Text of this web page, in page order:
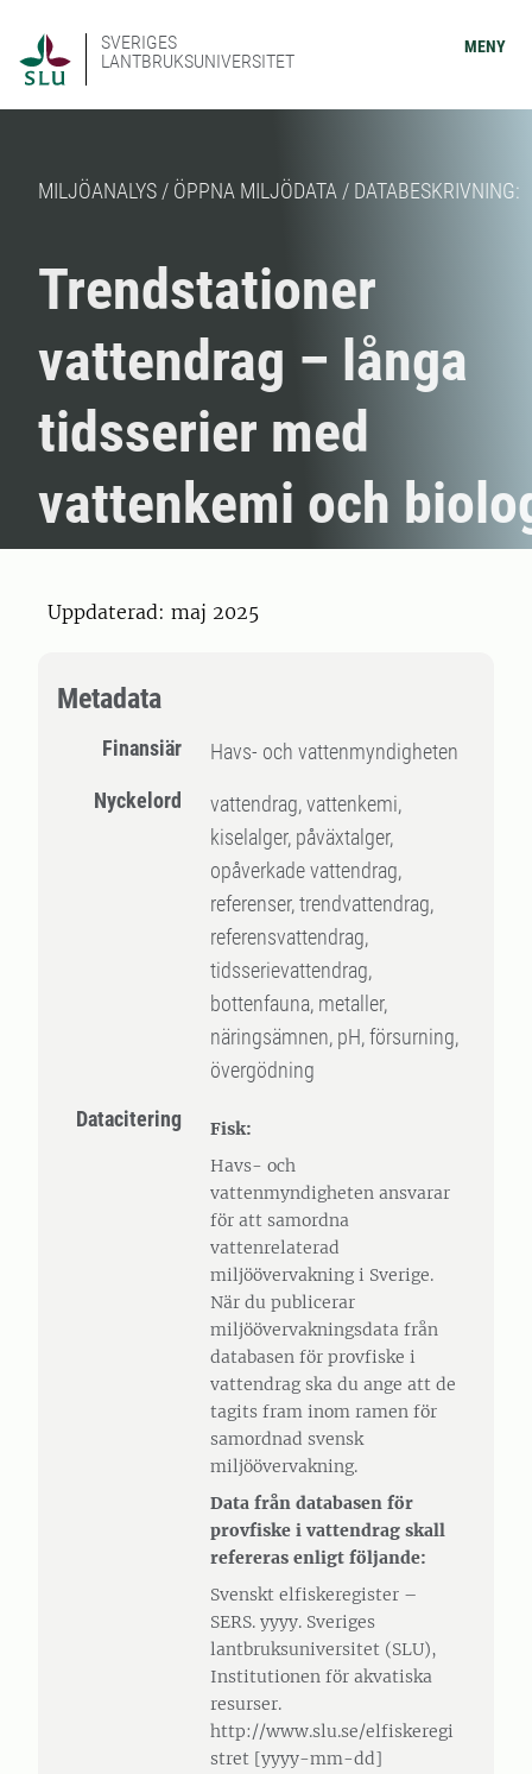
SVERIGES
LANTBRUKSUNIVERSITET
MENY
MILJÖANALYS / ÖPPNA MILJÖDATA / DATABESKRIVNING:
Trendstationer
vattendrag – långa
tidsserier med
vattenkemi och
Uppdaterad: maj 2025
Metadata
Finansiär
Havs- och vattenmyndigheten
Nyckelord
vattendrag, vattenkemi,
kiselalger, påväxtalger,
opåverkade vattendrag,
referenser, trendvattendrag,
referensvattendrag,
tidsserievattendrag,
bottenfauna, metaller,
näringsämnen, pH, försurning,
övergödning
Datacitering
Fisk:
Havs- och
vattenmyndigheten ansvarar
för att samordna
vattenrelaterad
miljöövervakning i Sverige.
När du publicerar
miljöövervakningsdata från
databasen för provfiske i
vattendrag ska du ange att de
tagits fram inom ramen för
samordnad svensk
miljöövervakning.
Data från databasen för
provfiske i vattendrag skall
refereras enligt följande:
Svenskt elfiskeregister –
SERS. yyyy. Sveriges
lantbruksuniversitet (SLU),
Institutionen för akvatiska
resurser.
http://www.slu.se/elfiskeregi
stret [yyyy-mm-dd]